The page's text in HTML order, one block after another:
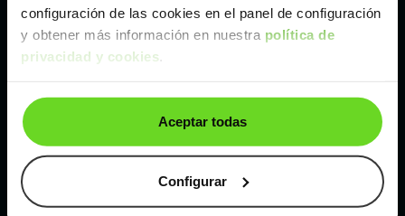
configuración de las cookies en el panel de configuración
y obtener más información en nuestra política de
privacidad y cookies
Aceptar todas
Configurar
Zaragoza
ocasión
Dacia Dokker Comercial de segunda mano y ocasión
Coches de segunda mano y ocasión por
localización